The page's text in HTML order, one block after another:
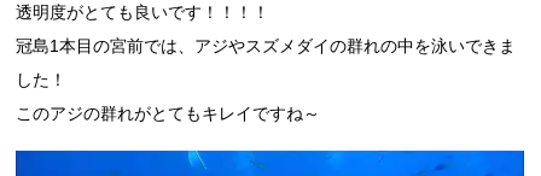
透明度がとても良いです！！！！
冠島1本目の宮前では、アジやスズメダイの群れの中を泳いできま
した！
このアジの群れがとてもキレイですね～